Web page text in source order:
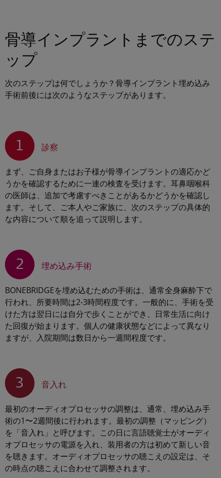
骨導インプラントまでのステ
ップ
次のステップは何でしょうか？骨導インプラント埋め込み
手術前後には次のようなステップがあります。
1 診察
まず、ご自身またはお子様が骨導インプラントの適応かど
うかを確認するために一連の検査を受けます。耳鼻咽喉科
の医師は、追加で考慮すべきことがあるかどうかを確認し
ます。そして、ご本人やご家族に、次のステップの具体的
な内容について順を追って説明します。
2 埋め込み手術
BONEBRIDGEを埋め込むための手術は、通常全身麻酔下で
行われ、所要時間は2-3時間程度です。一般的に、手術を受
けた方は翌日には自分で歩くことができ、日常生活に向け
た回復が始まります。個人の健康状態などによって異なり
ますが、入院期間は数日から一週間程度です。
3 音入れ
最初のオーディオプロセッサの調整は、通常、埋め込み手
術の1〜2週間後に行われます。最初の調整（マッピング）
を「音入れ」と呼びます。この日に言語聴覚士がオーディ
オプロセッサの電源を入れ、装用者の方は初めて新しい音
を聴きます。オーディオプロセッサの聴こえの設定は、そ
の時点の聴こえに合わせて調整されます。